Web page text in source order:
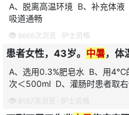
A、脱离高温环境 B、补充体
吸道通畅
8668次浏览 · 护士资格
患者女性，43岁。 中暑，体温
A、选用0.3%肥皂水 B、用4℃
次＜500ml D、灌肠时患者取
8187次浏览 · 护士资格